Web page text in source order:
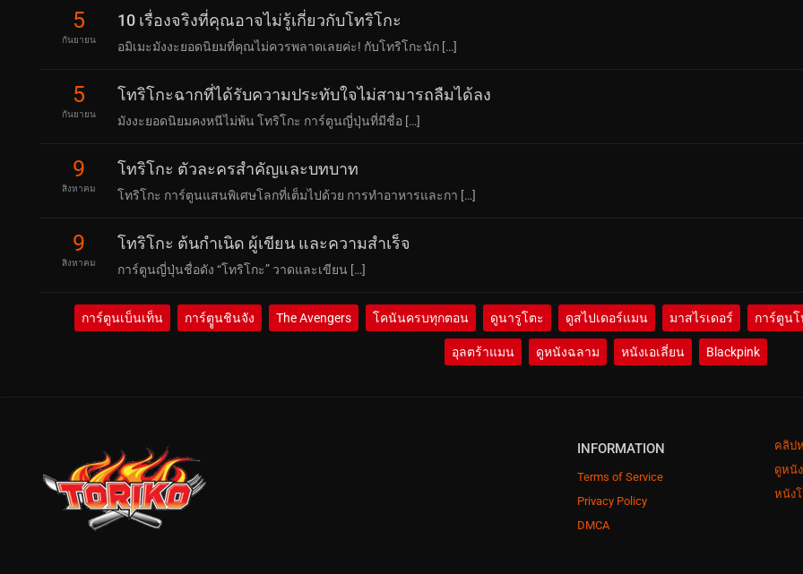
5
กันยายน
10 เรื่องจริงที่คุณอาจไม่รู้เกี่ยวกับโทริโกะ
อมิเมะมังงะยอดนิยมที่คุณไม่ควรพลาดเลยค่ะ! กับโทริโกะนัก […]
5
กันยายน
โทริโกะฉากที่ได้รับความประทับใจไม่สามารถลืมได้ลง
มังงะยอดนิยมคงหนีไม่พ้น โทริโกะ การ์ตูนญี่ปุ่นที่มีชื่อ […]
9
สิงหาคม
โทริโกะ ตัวละครสำคัญและบทบาท
โทริโกะ การ์ตูนแสนพิเศษโลกที่เต็มไปด้วย การทำอาหารและกา […]
9
สิงหาคม
โทริโกะ ต้นกำเนิด ผู้เขียน และความสำเร็จ
การ์ตูนญี่ปุ่นชื่อดัง “โทริโกะ” วาดและเขียน […]
การ์ตูนเบ็นเท็น การ์ตููนชินจัง The Avengers โคนันครบทุกตอน ดูนารูโตะ ดูสไปเดอร์แมน มาสไรเดอร์ การ์ตูนโ
อุลตร้าแมน ดูหนังฉลาม หนังเอเลี่ยน Blackpink
INFORMATION
Terms of Service
Privacy Policy
DMCA
คลิป
ดูหนั
หนัง